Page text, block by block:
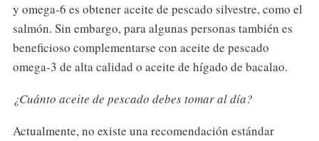
y omega-6 es obtener aceite de pescado silvestre, como el
salmón. Sin embargo, para algunas personas también es
beneficioso complementarse con aceite de pescado
omega-3 de alta calidad o aceite de hígado de bacalao.
¿Cuánto aceite de pescado debes tomar al día?
Actualmente, no existe una recomendación estándar